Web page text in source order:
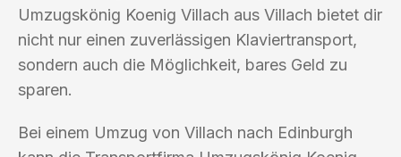
Umzugskönig Koenig Villach aus Villach bietet dir
nicht nur einen zuverlässigen Klaviertransport,
sondern auch die Möglichkeit, bares Geld zu
sparen.
Bei einem Umzug von Villach nach Edinburgh